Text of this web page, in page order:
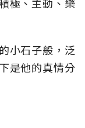
小石子般，泛
是他的真情分